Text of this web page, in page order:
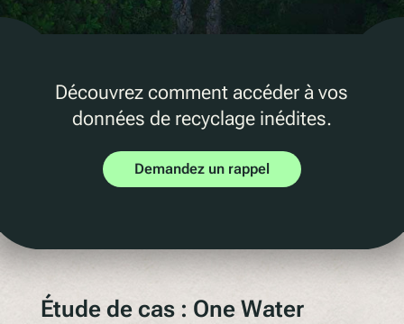
QR Réutilisation et recharge
Données EPR
Tri amélioré
Pellenc ST
Co-Op
Découvrez comment accéder à vos
données de recyclage inédites.
Demandez un rappel
Étude de cas : One Water